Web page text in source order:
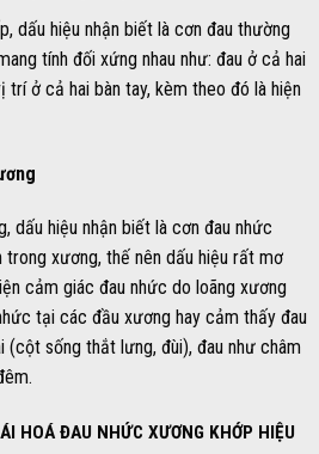
dấu hiệu nhận biết là cơn đau thường
tính đối xứng nhau như: đau ở cả hai
trí ở cả hai bàn tay, kèm theo đó là hiện
dấu hiệu nhận biết là cơn đau nhức
xương, thế nên dấu hiệu rất mơ
cảm giác đau nhức do loãng xương
tại các đầu xương hay cảm thấy đau
sống thắt lưng, đùi), đau như châm
HOÁ ĐAU NHỨC XƯƠNG KHỚP HIỆU